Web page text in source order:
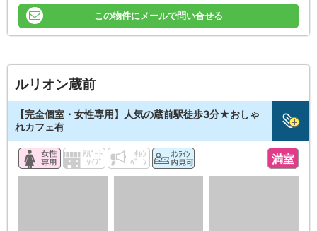
この物件にメールで問い合せる
ルリオン蔵前
【完全個室・女性専用】人気の蔵前駅徒歩3分★おしゃ
れカフェ有
満室